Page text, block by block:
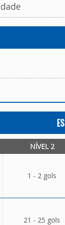
NÍVEL 2
1 - 2 gols
21 - 25 gols